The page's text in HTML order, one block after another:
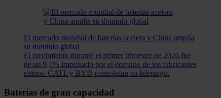
El mercado mundial de baterías acelera y China amplía
su dominio global
El crecimiento durante el primer trimestre de 2026 fue
de un 9,1% impulsado por el dominio de los fabricantes
chinos. CATL y BYD consolidan su liderazgo.
Baterías de gran capacidad